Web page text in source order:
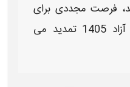
فرصت مجددی برای
می